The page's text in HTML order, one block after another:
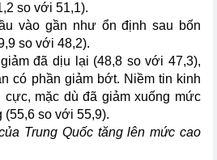
so với 51,1).
vào gần như ổn định sau bốn
so với 48,2).
đã dịu lại (48,8 so với 47,3),
có phần giảm bớt. Niềm tin kinh
mặc dù đã giảm xuống mức
(55,6 so với 55,9).
Trung Quốc tăng lên mức cao